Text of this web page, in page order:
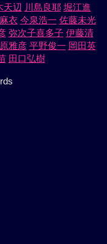
天辺 川島良耶 堀江進
衣 今泉浩一 佐藤未光
弥次子喜多子 伊藤清
雅彦 平野俊一 岡田英
田口弘樹